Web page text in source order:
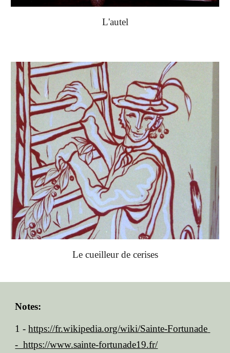
L'autel
Le cueilleur de cerises
Notes:
1 -https://fr.wikipedia.org/wiki/Sainte-Fortunade
- https://www.sainte-fortunade19.fr/